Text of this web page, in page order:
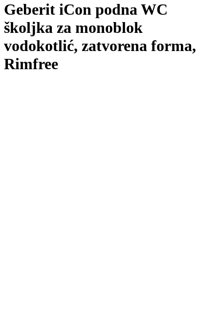
Geberit iCon podna WC
školjka za monoblok
vodokotlić, zatvorena forma,
Rimfree